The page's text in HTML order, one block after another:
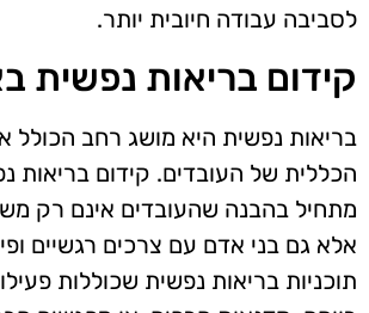
לסביבה עבודה חיובית יותר.
קידום בריאות נפשית
בריאות נפשית היא מושג רחב הכולל
הכללית של העובדים. קידום בריאות
מתחיל בהבנה שהעובדים אינם רק
אלא גם בני אדם עם צרכים רגשיים
תוכניות בריאות נפשית שכוללות